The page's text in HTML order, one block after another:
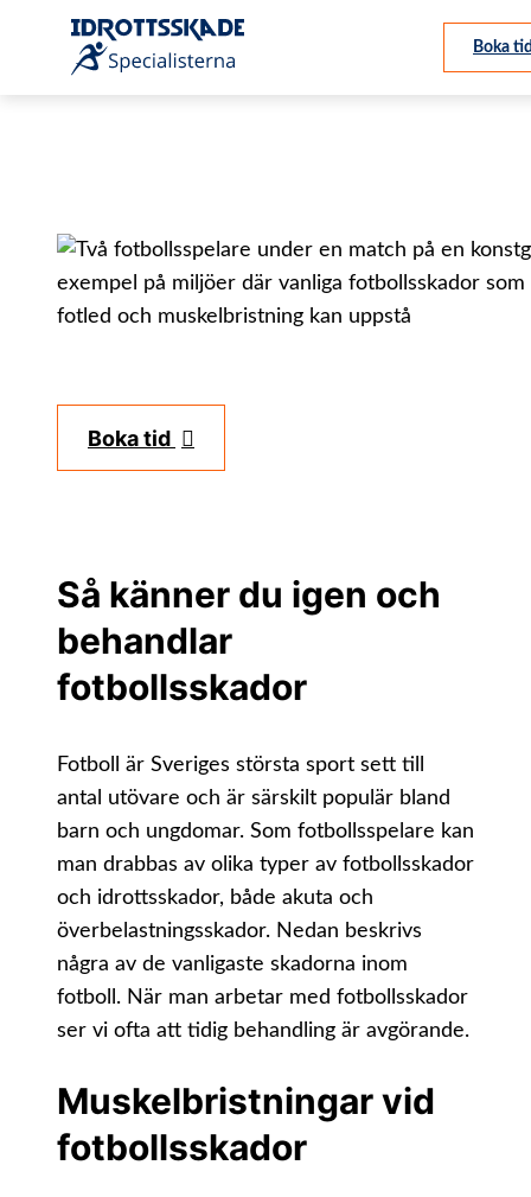
Våra behandlingar
Idrottsskador
Kontakt
Boka
Boka tid
Så känner du igen och
behandlar
fotbollsskador
Fotboll är Sveriges största sport sett till
antal utövare och är särskilt populär bland
barn och ungdomar. Som fotbollsspelare kan
man drabbas av olika typer av fotbollsskador
och idrottsskador, både akuta och
överbelastningsskador. Nedan beskrivs
några av de vanligaste skadorna inom
fotboll. När man arbetar med fotbollsskador
ser vi ofta att tidig behandling är avgörande.
Muskelbristningar vid
fotbollsskador